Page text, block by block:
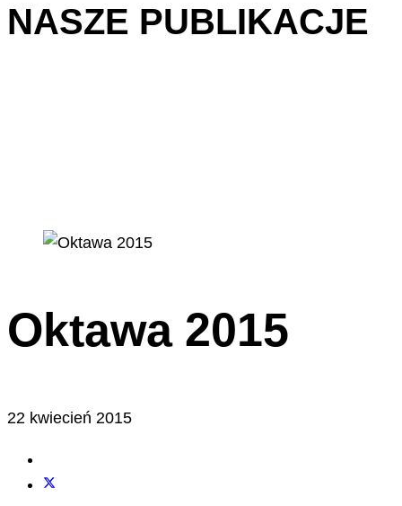
NASZE PUBLIKACJE
Oktawa 2015
22 kwiecień 2015